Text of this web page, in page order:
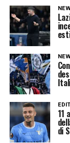
buon livello.
da Sarri,
soluzione di
candidatura
elemento
panchine!
LA
11
di